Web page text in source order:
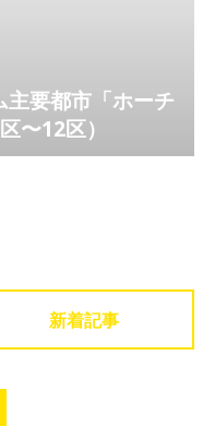
要都市「ホーチ
〜12区）
新着記事